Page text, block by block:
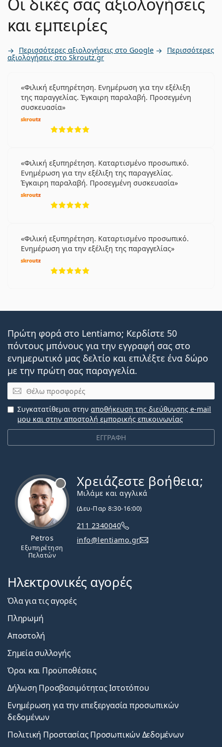
και εμπειρίες
Περισσότερες αξιολογήσεις στο Google Περισσότερες
αξιολογήσεις στο Skroutz.gr
Φιλική εξυπηρέτηση. Ενημέρωση για την εξέλιξη
της παραγγελίας. Έγκαιρη παραλαβή. Προσεγμένη
συσκευασία
Φιλική εξυπηρέτηση. Καταρτισμένο προσωπικό.
Ενημέρωση για την εξέλιξη της παραγγελίας.
Έγκαιρη παραλαβή. Προσεγμένη συσκευασία
Φιλική εξυπηρέτηση. Καταρτισμένο προσωπικό.
Ενημέρωση για την εξέλιξη της παραγγελίας
Πρώτη φορά στο Lentiamo; Κερδίστε 50
πόντους μπόνους για την εγγραφή σας στο
ενημερωτικό μας δελτίο και επιλέξτε ένα δώρο
με την πρώτη σας παραγγελία.
Email
ΕΓΓΡΑΦΗ
Συγκατατίθεμαι στην αποθήκευση της διεύθυνσης e-mail
μου και στην αποστολή εμπορικής επικοινωνίας
Petros
Εξυπηρέτηση
Πελατών
Χρειάζεστε βοήθεια;
Μιλάμε και αγγλικά
(Δευ-Παρ 8:30-16:00)
211 2340040
info@lentiamo.gr
Ηλεκτρονικές αγορές
Όλα για τις αγορές
Πληρωμή
Αποστολή
Σημεία συλλογής
Όροι και Προϋποθέσεις
Δήλωση Προσβασιμότητας Ιστοτόπου
Ενημέρωση για την επεξεργασία προσωπικών
δεδομένων
Πολιτική Προστασίας Προσωπικών Δεδομένων